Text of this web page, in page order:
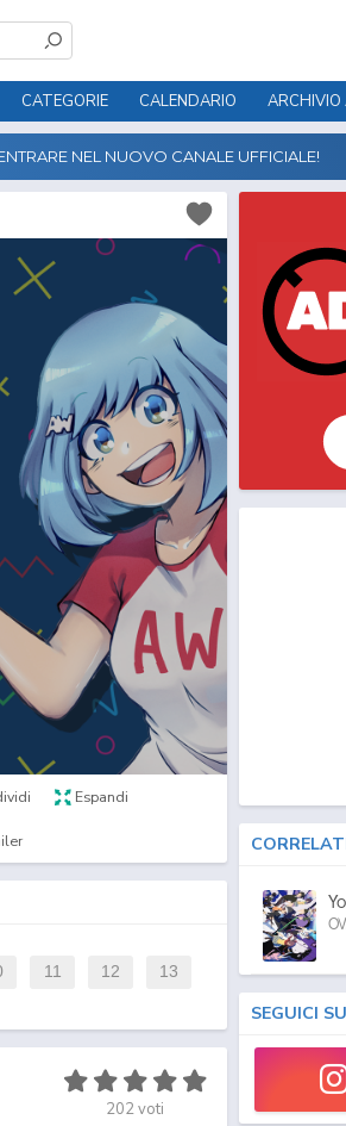
CATEGORIE CALENDARIO ARCHIVIO
NEL NUOVO CANALE UFFICIALE!
Espandi
11 12 13
202voti
SEGUICI SU